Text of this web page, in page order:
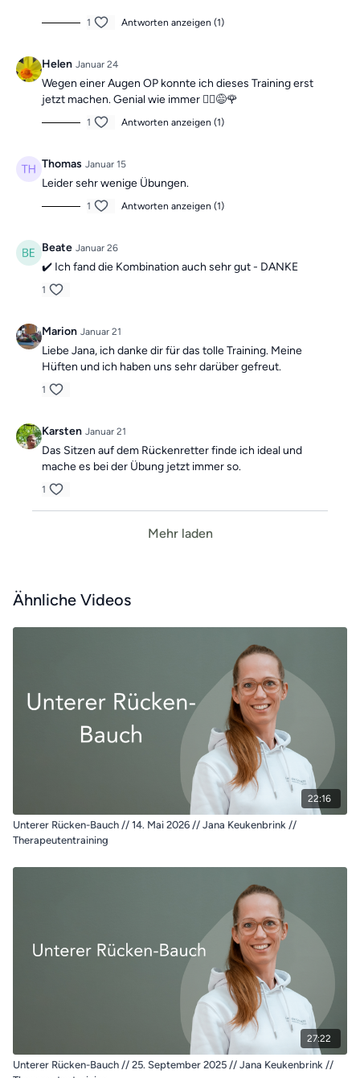
1 Antworten anzeigen (1)
Helen Januar 24
Wegen einer Augen OP konnte ich dieses Training erst
jetzt machen. Genial wie immer 🙋‍♀️😅🌹
1 Antworten anzeigen (1)
Thomas Januar 15
Leider sehr wenige Übungen.
1 Antworten anzeigen (1)
Beate Januar 26
✔️ Ich fand die Kombination auch sehr gut - DANKE
1
Marion Januar 21
Liebe Jana, ich danke dir für das tolle Training. Meine
Hüften und ich haben uns sehr darüber gefreut.
1
Karsten Januar 21
Das Sitzen auf dem Rückenretter finde ich ideal und
mache es bei der Übung jetzt immer so.
1
Mehr laden
Ähnliche Videos
22:16
Unterer Rücken-Bauch // 14. Mai 2026 // Jana Keukenbrink //
Therapeutentraining
27:22
Unterer Rücken-Bauch // 25. September 2025 // Jana Keukenbrink //